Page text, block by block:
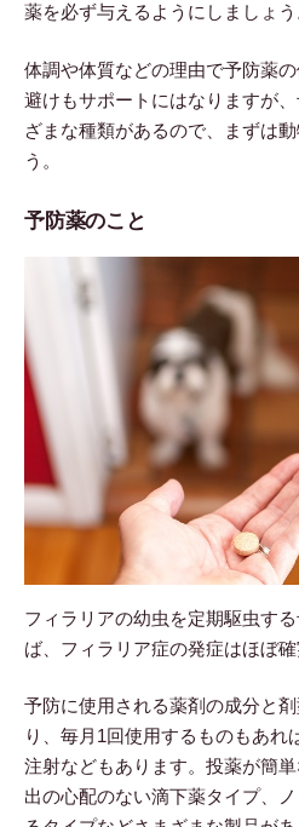
薬を必ず与えるようにしましょう
体調や体質などの理由で予防薬
避けもサポートにはなりますが
ざまな種類があるので、まずは
う。
予防薬のこと
フィラリアの幼虫を定期駆虫す
ば、フィラリア症の発症はほぼ
予防に使用される薬剤の成分と
り、毎月1回使用するものもあれ
注射などもあります。投薬が簡
出の心配のない滴下薬タイプ、